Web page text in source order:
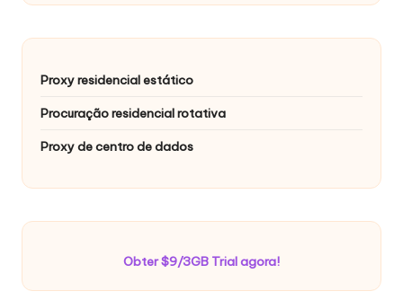
Proxy residencial estático
Procuração residencial rotativa
Proxy de centro de dados
Obter $9/3GB Trial agora!